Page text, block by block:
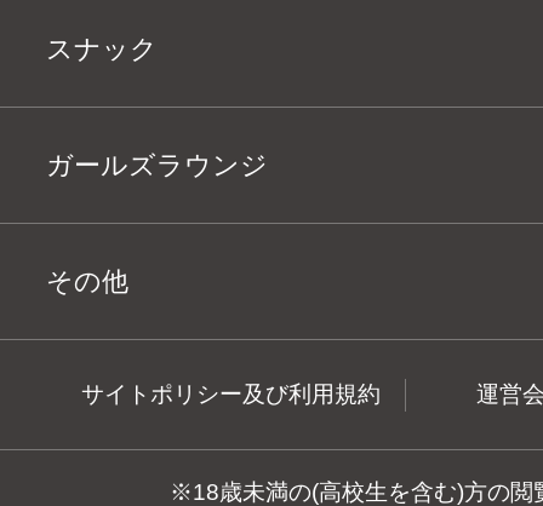
スナック
ガールズラウンジ
その他
サイトポリシー及び利用規約 運営
※18歳未満の(高校生を含む)方の閲